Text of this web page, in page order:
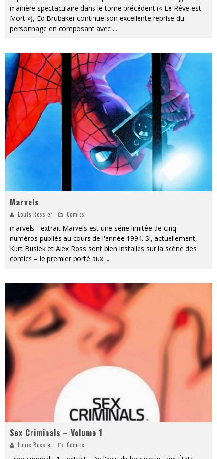
manière spectaculaire dans le tome précédent (« Le Rêve est
Mort »), Ed Brubaker continue son excellente reprise du
personnage en composant avec ...
Marvels
Louis Rossier Comics
marvels - extrait Marvels est une série limitée de cinq
numéros publiés au cours de l'année 1994. Si, actuellement,
Kurt Busiek et Alex Ross sont bien installés sur la scène des
comics – le premier porté aux ...
Sex Criminals – Volume 1
Louis Rossier Comics